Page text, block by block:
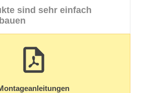
sind sehr einfach